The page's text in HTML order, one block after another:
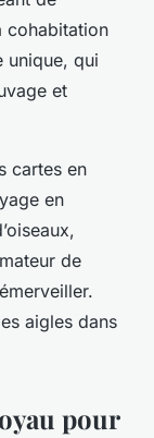
cohabitation
unique, qui
et
cartes en
en
de
aigles dans
pour